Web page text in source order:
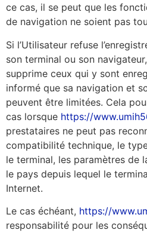
ce cas, il se peut que les
de navigation ne soient pas
Si l’Utilisateur refuse
son terminal ou son
supprime ceux qui y sont
informé que sa navigation et
peuvent être limitées. Cela
cas lorsque https://
prestataires ne peut pas
compatibilité technique, le
le terminal, les paramètres de
le pays depuis lequel le
Internet.
Le cas échéant, https://
responsabilité pour les